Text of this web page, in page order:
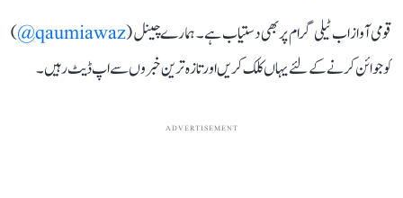
قومی آواز اب ٹیلی گرام پر بھی دستیاب ہے۔ ہمارے چینل (qaumiawaz@
)
کو جوائن کرنے کے لئے یہاں کلک کریں اور تازہ ترین خبروں سے اپ ڈیٹ رہیں۔
ADVERTISEMENT